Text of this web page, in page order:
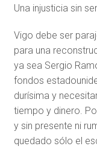
Una injusticia sin
Vigo debe ser
para una
ya sea Sergio
fondos
durísima y
tiempo y dinero.
y sin presente ni
quedado sólo el